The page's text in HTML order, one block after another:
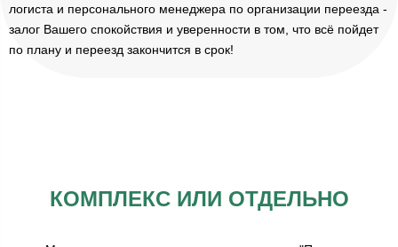
логиста и персонального менеджера по организации переезда -
залог Вашего спокойствия и уверенности в том, что всё пойдет
по плану и переезд закончится в срок!
КОМПЛЕКС ИЛИ ОТДЕЛЬНО